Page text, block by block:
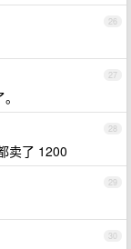
26
27
28
卖了 1200
29
30